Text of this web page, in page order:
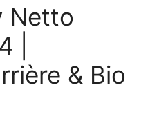
Netto
|
& Bio